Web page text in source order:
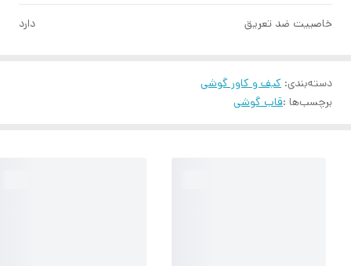
خاصییت ضد تعریق دارد
دسته‌بندی: کیف و کاور گوشی
برچسب‌ها :قاب گوشی